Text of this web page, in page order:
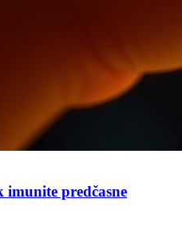
imunite predčasne